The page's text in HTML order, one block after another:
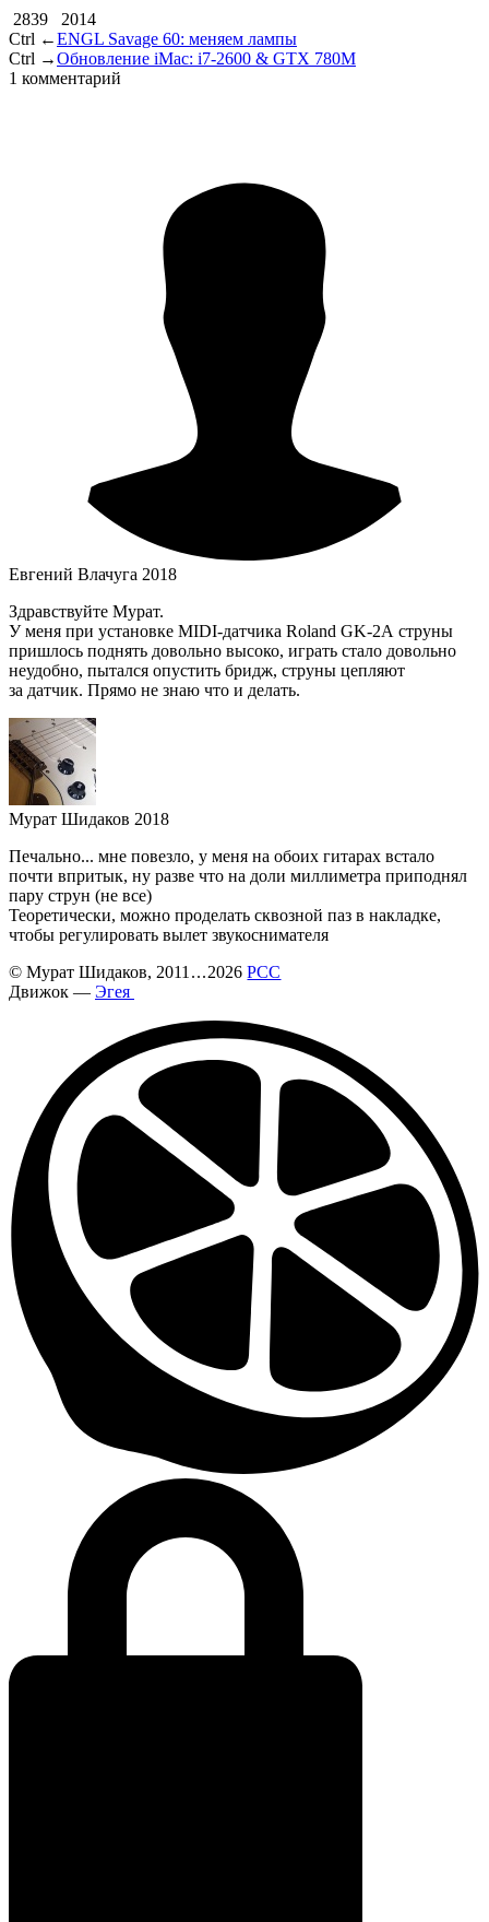
2839
2014
Ctrl ←ENGL Savage 60: меняем лампы
Ctrl →Обновление iMac: i7-2600 & GTX 780M
1 комментарий
Евгений Влачуга 2018
Здравствуйте Мурат.
У меня при установке MIDI-датчика Roland GK-2A струны
пришлось поднять довольно высоко, играть стало довольно
неудобно, пытался опустить бридж, струны цепляют
за датчик. Прямо не знаю что и делать.
Мурат Шидаков 2018
Печально... мне повезло, у меня на обоих гитарах встало
почти впритык, ну разве что на доли миллиметра приподнял
пару струн (не все)
Теоретически, можно проделать сквозной паз в накладке,
чтобы регулировать вылет звукоснимателя
© Мурат Шидаков, 2011 ...2026РСС
Движок — Эгея